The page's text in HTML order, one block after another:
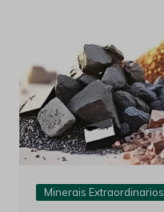
Minerais Extraordinarios